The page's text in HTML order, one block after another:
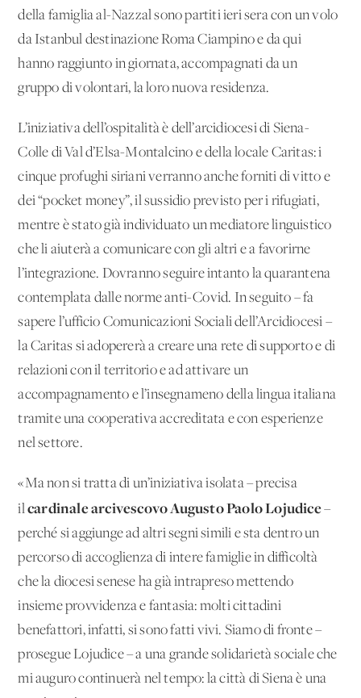
della famiglia al-Nazzal sono partiti ieri sera con un volo
da Istanbul destinazione Roma Ciampino e da qui
hanno raggiunto in giornata, accompagnati da un
gruppo di volontari, la loro nuova residenza.
L’iniziativa dell’ospitalità è dell’arcidiocesi di Siena-
Colle di Val d’Elsa-Montalcino e della locale Caritas: i
cinque profughi siriani verranno anche forniti di vitto e
dei “pocket money”, il sussidio previsto per i rifugiati,
mentre è stato già individuato un mediatore linguistico
che li aiuterà a comunicare con gli altri e a favorirne
l’integrazione. Dovranno seguire intanto la quarantena
contemplata dalle norme anti-Covid. In seguito – fa
sapere l’ufficio Comunicazioni Sociali dell’Arcidiocesi –
la Caritas si adopererà a creare una rete di supporto e di
relazioni con il territorio e ad attivare un
accompagnamento e l’insegnameno della lingua italiana
tramite una cooperativa accreditata e con esperienze
nel settore.
«Ma non si tratta di un’iniziativa isolata – precisa
ilcardinale arcivescovo Augusto Paolo Lojudice–
perché si aggiunge ad altri segni simili e sta dentro un
percorso di accoglienza di intere famiglie in difficoltà
che la diocesi senese ha già intrapreso mettendo
insieme provvidenza e fantasia: molti cittadini
benefattori, infatti, si sono fatti vivi. Siamo di fronte –
prosegue Lojudice – a una grande solidarietà sociale che
mi auguro continuerà nel tempo: la città di Siena è una